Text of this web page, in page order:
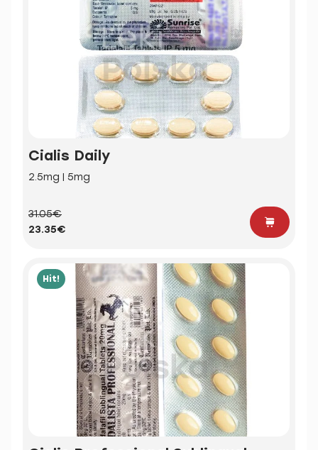
Cialis Daily
2.5mg | 5mg
31.05€
23.35€
Hit!